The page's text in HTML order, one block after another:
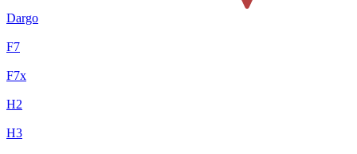
Dargo
F7
F7x
H2
H3